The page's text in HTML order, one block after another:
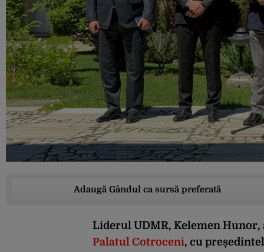
Adaugă Gândul ca sursă preferată
Liderul UDMR, Kelemen Hunor,
Palatul Cotroceni, cu